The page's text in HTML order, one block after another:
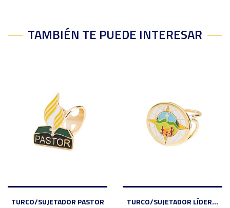
TAMBIÉN TE PUEDE INTERESAR
TURCO/SUJETADOR PASTOR
TURCO/SUJETADOR LÍDER...